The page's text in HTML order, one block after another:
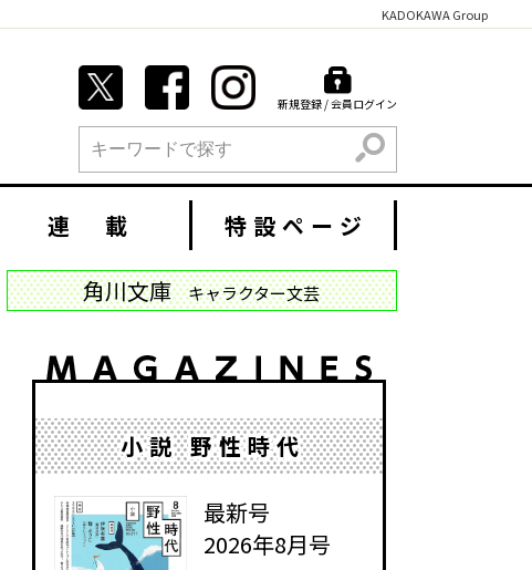
KADOKAWA Group
新規登録 / 会員ログイン
検索
連 載 特設ページ
角川文庫 キャラクター文芸
小説 野性時代
最新号
2026年8月号